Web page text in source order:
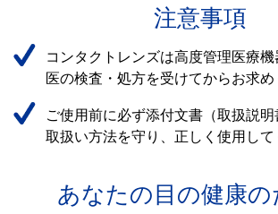
注意事項
コンタクトレンズは高度管理医療
医の検査・処方を受けてからお求め
ご使用前に必ず添付文書（取扱説明
取扱い方法を守り、正しく使用して
あなたの目の健康の